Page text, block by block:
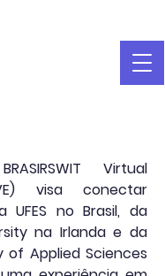
Virtual
visa conectar
UFES no Brasil, da
na Irlanda e da
of Applied Sciences